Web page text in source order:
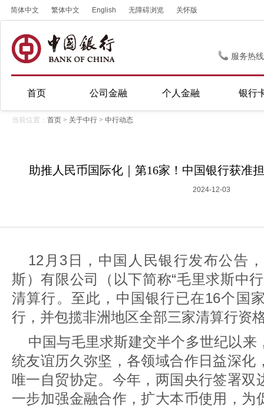
简体中文 繁体中文 English 无障碍浏览 关怀版
服务热
首页 公司金融 个人金融 银行
当前位置： 首页 > 关于中行 > 中行动态
助推人民币国际化｜第16家！中国银行获准
2024-12-03
12月3日，中国人民银行发布公告
斯）有限公司（以下简称“毛里求斯中
清算行。至此，中国银行已在16个国
行，并包揽非洲地区全部三家清算行资
中国与毛里求斯建交半个多世纪以来
统友谊历久弥坚，各领域合作日益深化
唯一自贸协定。今年，两国央行签署双
一步加强金融合作，扩大本币使用，为